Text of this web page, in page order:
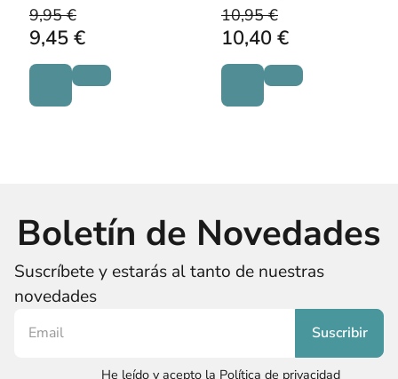
9,95 €
9,45 €
10,95 €
10,40 €
Boletín de Novedades
Suscríbete y estarás al tanto de nuestras
novedades
He leído y acepto la Política de privacidad